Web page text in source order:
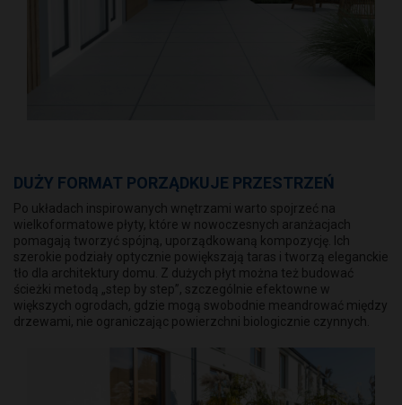
DUŻY FORMAT PORZĄDKUJE PRZESTRZEŃ
Po układach inspirowanych wnętrzami warto spojrzeć na
wielkoformatowe płyty, które w nowoczesnych aranżacjach
pomagają tworzyć spójną, uporządkowaną kompozycję. Ich
szerokie podziały optycznie powiększają taras i tworzą eleganckie
tło dla architektury domu. Z dużych płyt można też budować
ścieżki metodą „step by step”, szczególnie efektowne w
większych ogrodach, gdzie mogą swobodnie meandrować między
drzewami, nie ograniczając powierzchni biologicznie czynnych.